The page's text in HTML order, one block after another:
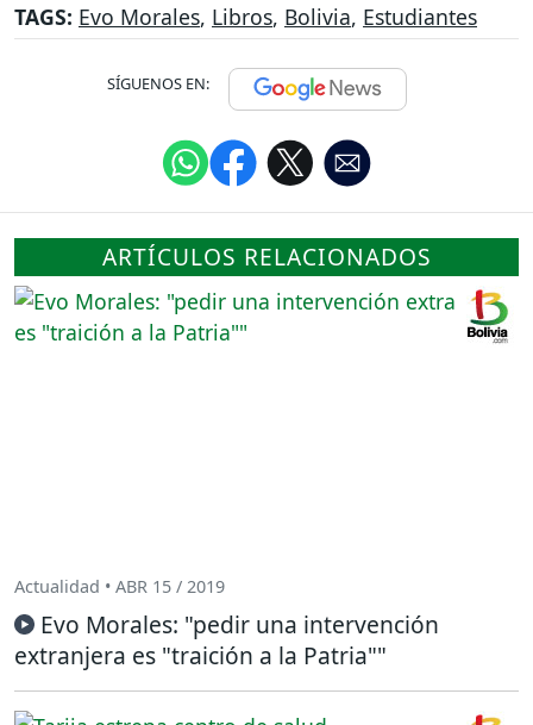
TAGS: Evo Morales, Libros, Bolivia, Estudiantes
SÍGUENOS EN:
ARTÍCULOS RELACIONADOS
Actualidad • ABR 15 / 2019
Evo Morales: "pedir una intervención
extranjera es "traición a la Patria""